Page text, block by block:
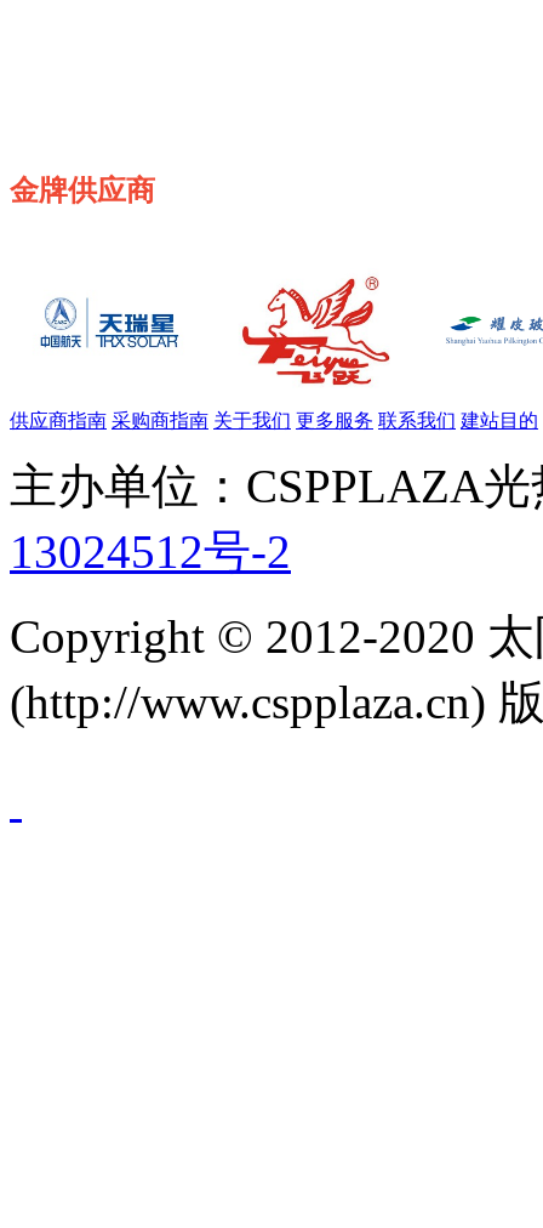
金牌供应商
供应商指南 采购商指南 关于我们 更多服务 联系我们 建站目的
主办单位：CSPPLAZA
13024512号-2
Copyright © 2012-2020
(http://www.cspplaza.cn)